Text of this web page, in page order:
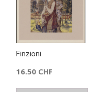
Finzioni
16.50 CHF